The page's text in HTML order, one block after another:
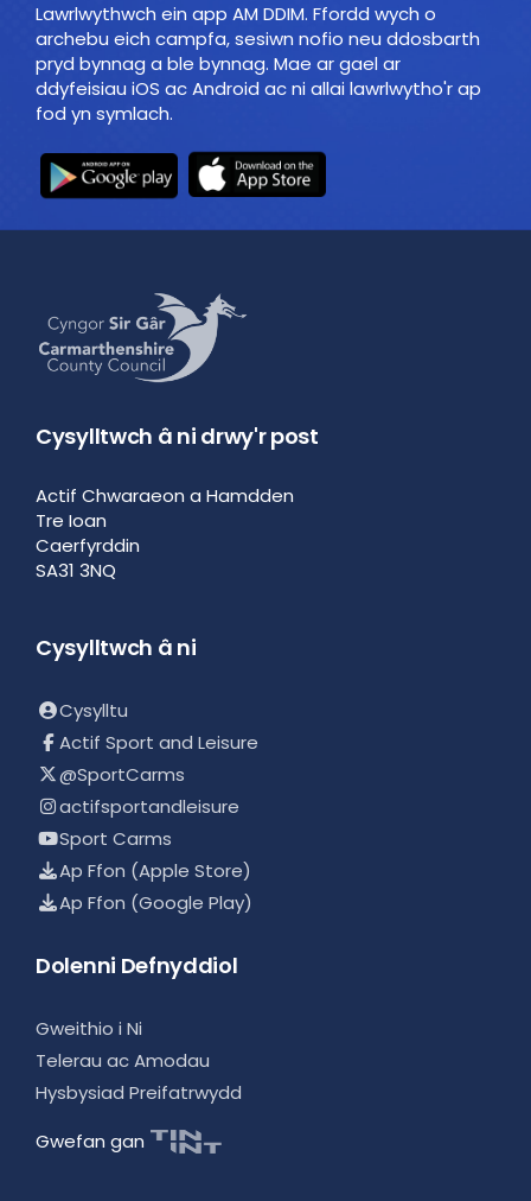
Lawrlwythwch ein app AM DDIM. Ffordd wych o
archebu eich campfa, sesiwn nofio neu ddosbarth
pryd bynnag a ble bynnag. Mae ar gael ar
ddyfeisiau iOS ac Android ac ni allai lawrlwytho'r ap
fod yn symlach.
Cysylltwch â ni drwy'r post
Actif Chwaraeon a Hamdden
Tre Ioan
Caerfyrddin
SA31 3NQ
Cysylltwch â ni
Cysylltu
Actif Sport and Leisure
@SportCarms
actifsportandleisure
Sport Carms
Ap Ffon (Apple Store)
Ap Ffon (Google Play)
Dolenni Defnyddiol
Gweithio i Ni
Telerau ac Amodau
Hysbysiad Preifatrwydd
Gwefan gan